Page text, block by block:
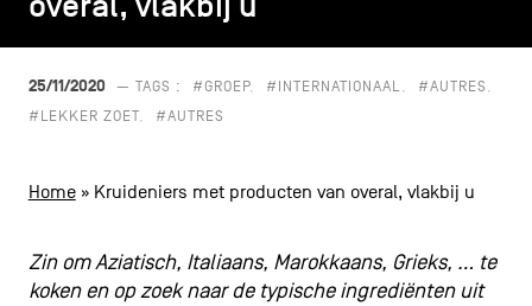
navigatie
PRIVACYBELEID
25/11/2020 — TAGS : #GROEP #INTERNATIONAAL
#AUTRES
#LEKKER ZOET
#AUTRES
Home» Kruideniers met producten van overal, vlakbij u
Zin om Aziatisch, Italiaans, Marokkaans, Grieks, … te
koken en op zoek naar de typische ingrediënten uit